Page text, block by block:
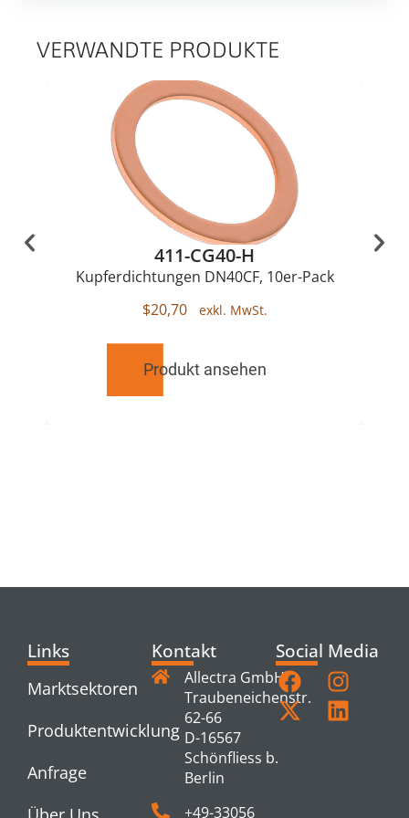
VERWANDTE PRODUKTE
411-CG40-H
Kupferdichtungen DN40CF, 10er-Pack
$20,70
Produkt ansehen
Links
Marktsektoren
Produktentwicklung
Anfrage
Kontakt
Allectra GmbH
Traubeneichenstr.
62-66
D-16567
Schönfliess b.
Berlin
+49-33056
Social Media